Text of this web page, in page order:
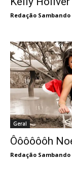
Redação Sambando
Geral
Ôôôôôôh
Redação Sambando